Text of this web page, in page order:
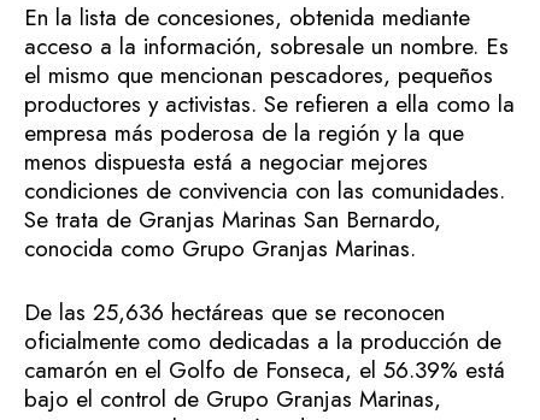
En la lista de concesiones, obtenida mediante
acceso a la información, sobresale un nombre. Es
el mismo que mencionan pescadores, pequeños
productores y activistas. Se refieren a ella como la
empresa más poderosa de la región y la que
menos dispuesta está a negociar mejores
condiciones de convivencia con las comunidades.
Se trata de Granjas Marinas San Bernardo,
conocida como Grupo Granjas Marinas.
De las 25,636 hectáreas que se reconocen
oficialmente como dedicadas a la producción de
camarón en el Golfo de Fonseca, el 56.39% está
bajo el control de Grupo Granjas Marinas,